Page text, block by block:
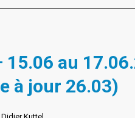
15.06 au
à jour 26.03)